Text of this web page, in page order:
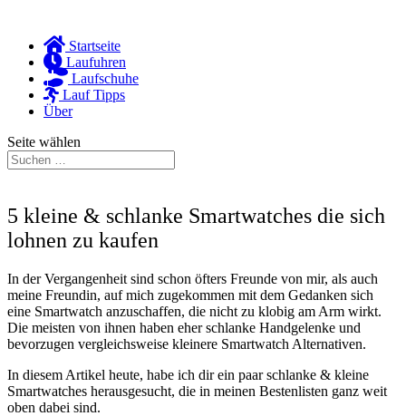
Startseite
Laufuhren
Laufschuhe
Lauf Tipps
Über
Seite wählen
5 kleine & schlanke Smartwatches die sich
lohnen zu kaufen
In der Vergangenheit sind schon öfters Freunde von mir, als auch
meine Freundin, auf mich zugekommen mit dem Gedanken sich
eine Smartwatch anzuschaffen, die nicht zu klobig am Arm wirkt.
Die meisten von ihnen haben eher schlanke Handgelenke und
bevorzugen vergleichsweise kleinere Smartwatch Alternativen.
In diesem Artikel heute, habe ich dir ein paar schlanke & kleine
Smartwatches herausgesucht, die in meinen Bestenlisten ganz weit
oben dabei sind.